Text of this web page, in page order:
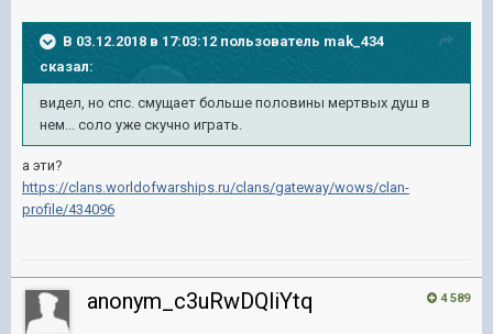
В 03.12.2018 в 17:03:12 пользователь mak_434
сказал:
видел, но спс. смущает больше половины мертвых душ в
нем... соло уже скучно играть.
а эти?
https://clans.worldofwarships.ru/clans/gateway/wows/clan-
profile/434096
4 589
anonym_c3uRwDQliYtq